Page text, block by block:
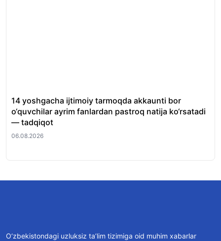
14 yoshgacha ijtimoiy tarmoqda akkaunti bor
o‘quvchilar ayrim fanlardan pastroq natija ko‘rsatadi
— tadqiqot
06.08.2026
O‘zbekistondagi uzluksiz ta’lim tizimiga oid muhim xabarlar